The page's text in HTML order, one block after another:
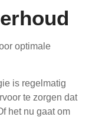
optimale
is regelmatig
te zorgen dat
het nu gaat om